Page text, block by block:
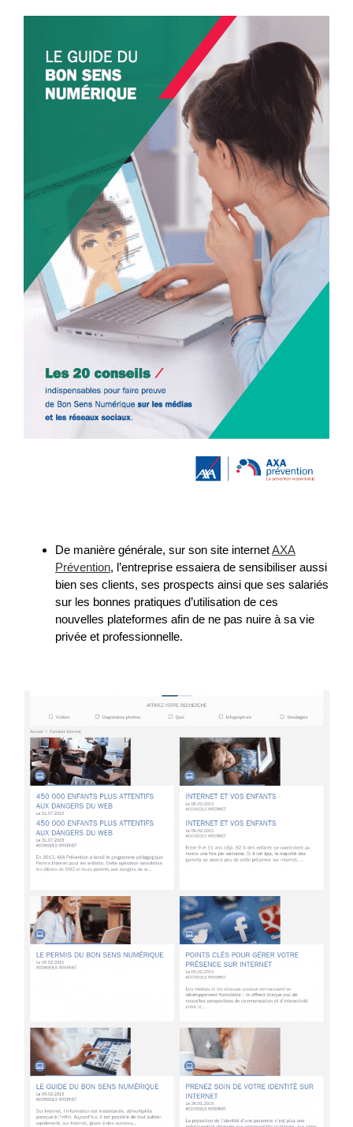
De manière générale, sur son site internetAXA
Prévention, l’entreprise essaiera de sensibiliser aussi
bien ses clients, ses prospects ainsi que ses salariés
sur les bonnes pratiques d’utilisation de ces
nouvelles plateformes afin de ne pas nuire à sa vie
privée et professionnelle.